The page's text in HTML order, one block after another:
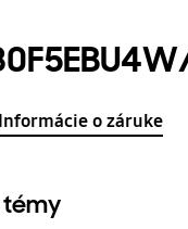
Informácie o záruke
témy